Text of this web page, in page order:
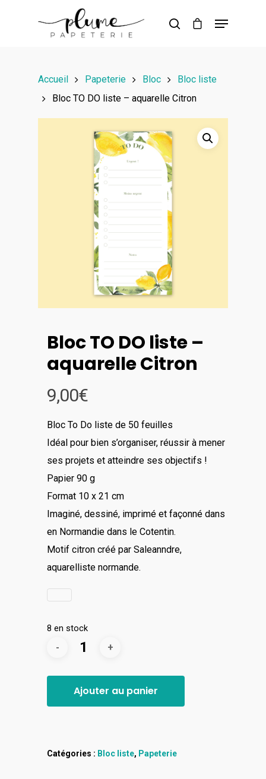
Accueil Papeterie Bloc
Bloc liste
Bloc TO DO liste – aquarelle Citron
Bloc TO DO liste –
aquarelle Citron
9,00€
Bloc To Do liste de 50 feuilles
Idéal pour bien s’organiser, réussir à mener
ses projets et atteindre ses objectifs !
Papier 90 g
Format 10 x 21 cm
Imaginé, dessiné, imprimé et façonné dans
en Normandie dans le Cotentin.
Motif citron créé par Saleanndre,
aquarelliste normande.
8 en stock
Ajouter au panier
Catégories : Bloc liste, Papeterie